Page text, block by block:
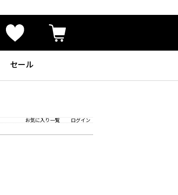
セール
お気に入り一覧 ログイン